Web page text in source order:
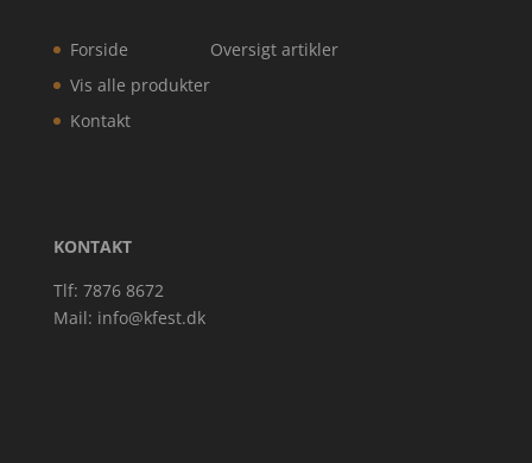
Forside
Vis alle produkter
Kontakt
Oversigt artikler
KONTAKT
Tlf: 7876 8672
Mail: info@kfest.dk